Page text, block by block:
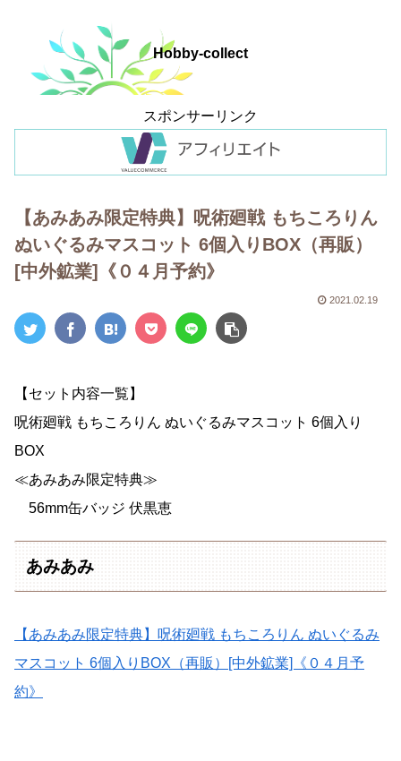
Hobby-collect
スポンサーリンク
【あみあみ限定特典】呪術廻戦 もちころりん
ぬいぐるみマスコット 6個入りBOX（再販）
[中外鉱業]《０４月予約》
2021.02.19
【セット内容一覧】
呪術廻戦 もちころりん ぬいぐるみマスコット 6個入り
BOX
≪あみあみ限定特典≫
56mm缶バッジ 伏黒恵
あみあみ
【あみあみ限定特典】呪術廻戦 もちころりん ぬいぐるみ
マスコット 6個入りBOX（再販）[中外鉱業]《０４月予
約》